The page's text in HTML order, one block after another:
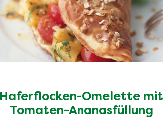
Haferflocken-Omelette mit
Tomaten-Ananasfüllung